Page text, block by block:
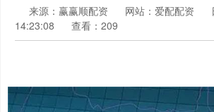
来源：赢赢顺配资 网站：爱配配资
14:23:08
查看：209